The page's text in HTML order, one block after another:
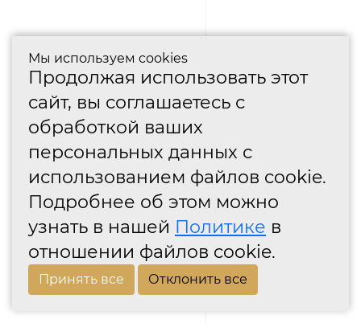
Мы используем cookies
Продолжая использовать этот
сайт, вы соглашаетесь с
обработкой ваших
персональных данных с
использованием файлов cookie.
Подробнее об этом можно
узнать в нашей Политике в
отношении файлов cookie.
Принять все Отклонить все